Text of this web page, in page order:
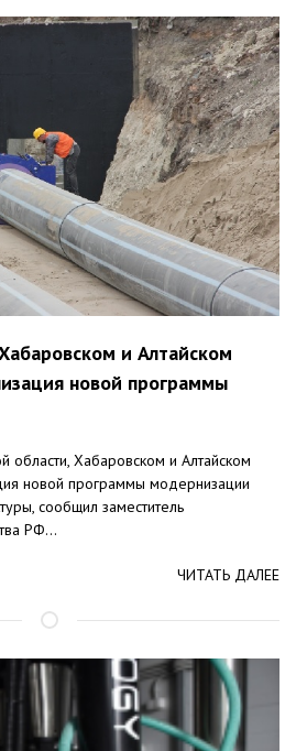
и Алтайском
новой программы
области, Хабаровском и Алтайском
новой программы модернизации
сообщил заместитель
РФ...
ЧИТАТЬ ДАЛЕЕ